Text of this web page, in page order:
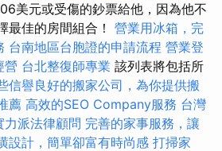
美元或受傷的鈔票給他，因為他不
最佳的房間組合！ 營業用冰箱，完
台南地區台胞證的申請流程 營業登
營 台北整復師專業 該列表將包括所
信譽良好的搬家公司，為你提供搬
薦 高效的SEO Company服務 台灣
派法律顧問 完善的家事服務，讓
設計，簡單卻富有時尚感 打掃家